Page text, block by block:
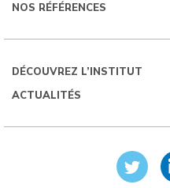
NOS RÉFÉRENCES
DÉCOUVREZ L’INSTITUT
ACTUALITÉS